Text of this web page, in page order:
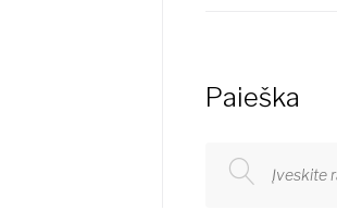
Paieška